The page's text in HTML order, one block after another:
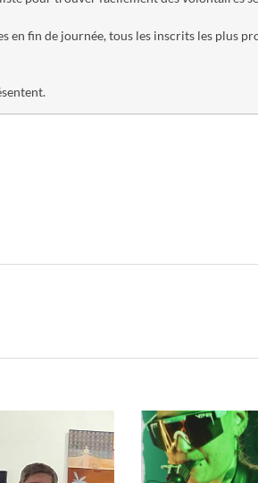
en fin de journée, tous les inscrits les plus